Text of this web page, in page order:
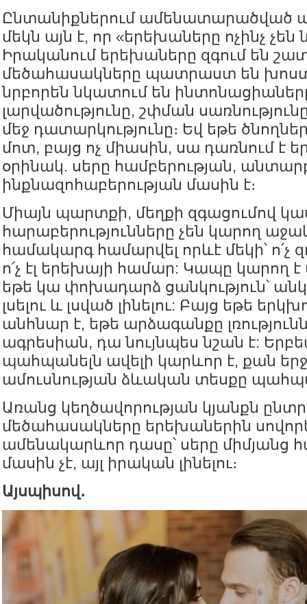
Ընտանիքներում ամենատարածված
մեկն այն է, որ «երեխաները ոչինչ չեն
Իրականում երեխաները զգում են
մեծահասակները պատրաստ են
նրբորեն նկատում են
լարվածությունը, շփման
մեջ դատարկությունը։ Եվ եթե
մոտ, բայց ոչ միասին, սա դառնում է
օրինակ. սերը համբերության,
ինքնազոհաբերության մասին է։
Միայն պարտքի, մեղքի զգացումով
հարաբերությունները չեն կարող
համակարգ համարվել որևէ մեկի՝ ո՛չ
ո՛չ էլ երեխայի համար: Կապը կարող
եթե կա փոխադարձ ցանկություն՝
լսելու և լսված լինելու: Բայց եթե
անհնար է, եթե արձագանքը
ագրեսիան, դա նույնպես նշան է:
պահպանելն ավելի կարևոր է, քան
ամուսնության ձևական տեսքը
Առանց կեղծավորության կյանքն
մեծահասակները երեխաներին
ամենակարևոր դասը՝ սերը միմյանց
մասին չէ, այլ իրական լինելու։
Այսպիսով․